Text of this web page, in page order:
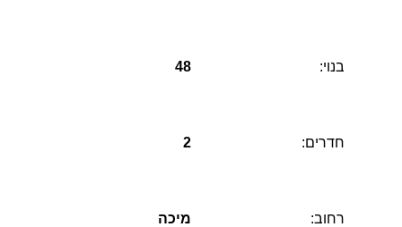
בנוי: 48
חדרים: 2
רחוב: מיכה